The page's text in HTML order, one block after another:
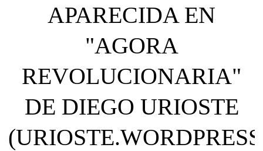
APARECIDA EN
"AGORA
REVOLUCIONARIA"
DE DIEGO URIOSTE